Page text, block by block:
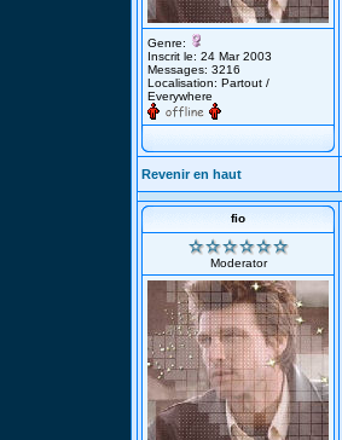
Genre:
Inscrit le: 24 Mar 2003
Messages: 3216
Localisation: Partout /
Everywhere
Revenir en haut
fio
Moderator